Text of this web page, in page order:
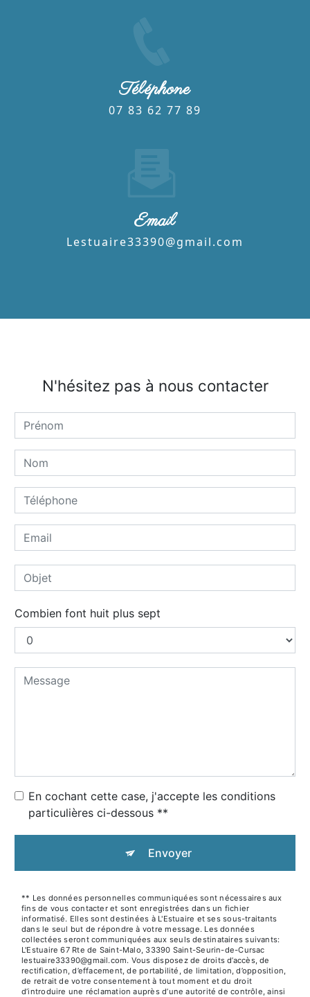
Téléphone
07 83 62 77 89
Email
lestuaire33390@gmail.com
N'hésitez pas à nous contacter
Combien font huit plus sept
En cochant cette case, j'accepte les conditions
particulières ci-dessous **
Envoyer
** Les données personnelles communiquées sont nécessaires aux
fins de vous contacter et sont enregistrées dans un fichier
informatisé. Elles sont destinées à L'Estuaire et ses sous-traitants
dans le seul but de répondre à votre message. Les données
collectées seront communiquées aux seuls destinataires suivants:
L'Estuaire 67 Rte de Saint-Malo, 33390 Saint-Seurin-de-Cursac
lestuaire33390@gmail.com. Vous disposez de droits d’accès, de
rectification, d’effacement, de portabilité, de limitation, d’opposition,
de retrait de votre consentement à tout moment et du droit
d’introduire une réclamation auprès d’une autorité de contrôle, ainsi